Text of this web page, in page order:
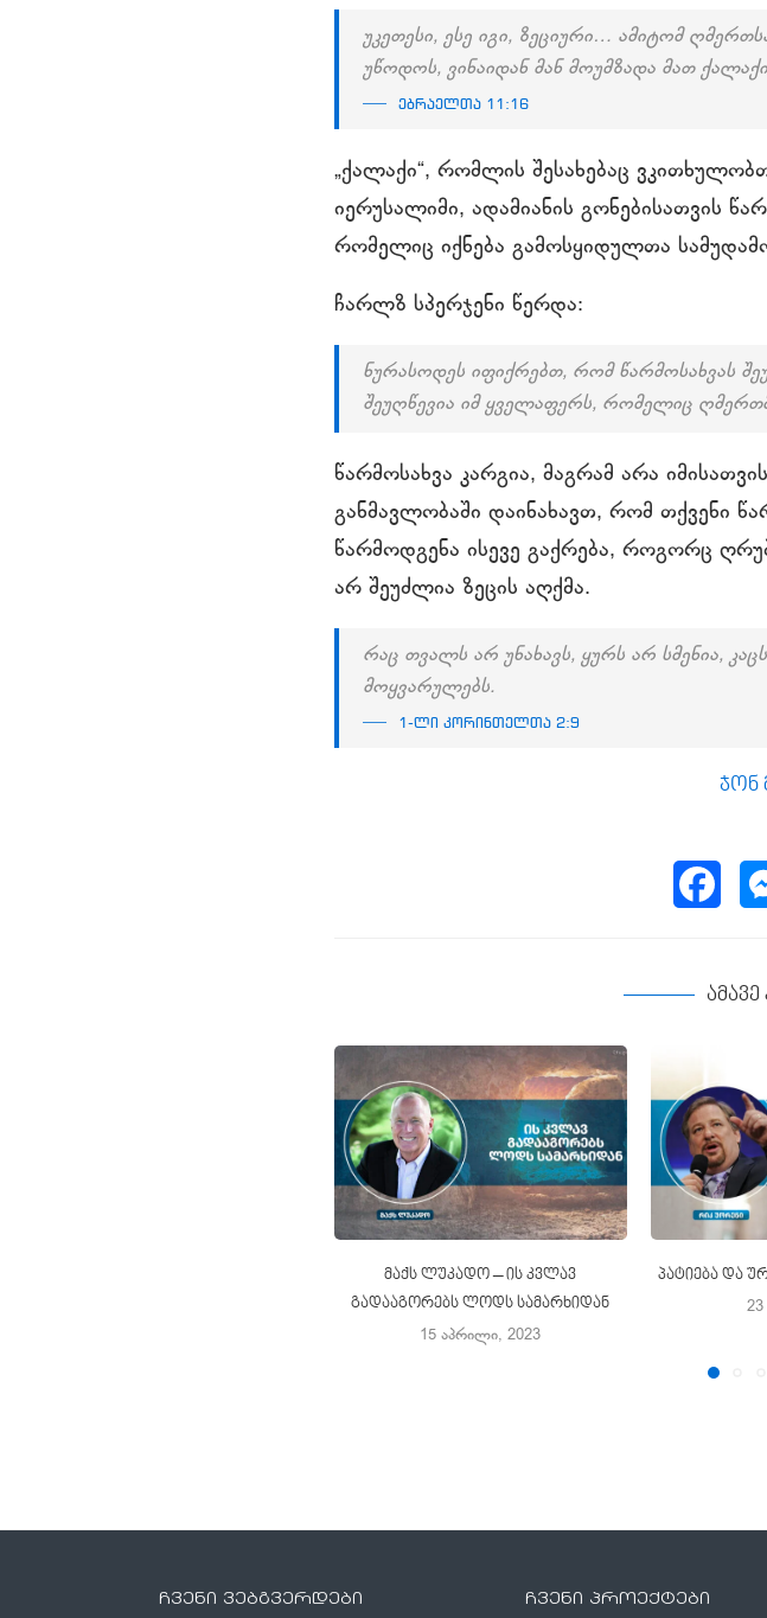
უკეთესი, ესე იგი, ზეციური… ამიტომ
უწოდოს, ვინაიდან მან მოუმზადა მათ
ებრაელთა 11:16
„ქალაქი“, რომლის შესახებაც
იერუსალიმი, ადამიანის გონებისათვის
რომელიც იქნება გამოსყიდულთა
ჩარლზ სპერჯენი წერდა:
ნურასოდეს იფიქრებთ, რომ წარმოსახვას
შეუღწევია იმ ყველაფერს, რომელიც
წარმოსახვა კარგია, მაგრამ არა
განმავლობაში დაინახავთ, რომ თქვენი
წარმოდგენა ისევე გაქრება, როგორც
არ შეუძლია ზეცის აღქმა.
რაც თვალს არ უნახავს, ყურს არ სმენია,
მოყვარულებს.
1-ლი კორინთელთა 2:9
ჯონ
მაქს ლუკადო – ის კვლავ
გადააგორებს ლოდს სამარხიდან
15 აპრილი, 2023
პატიება და
23
ჩვენი ვებგვერდები ჩვენი პროექტები